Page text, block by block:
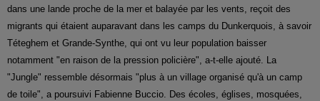
dans une lande proche de la mer et balayée par les vents, reçoit des
migrants qui étaient auparavant dans les camps du Dunkerquois, à savoir
Téteghem et Grande-Synthe, qui ont vu leur population baisser
notamment "en raison de la pression policière", a-t-elle ajouté. La
"Jungle" ressemble désormais "plus à un village organisé qu'à un camp
de toile", a poursuivi Fabienne Buccio. Des écoles, églises, mosquées,